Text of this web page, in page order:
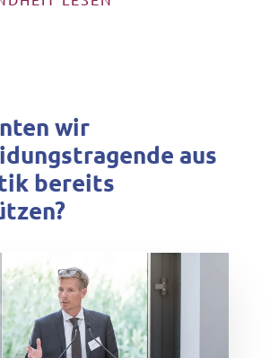
wir
aus
bereits